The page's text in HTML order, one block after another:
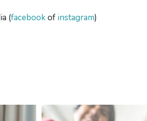
(facebookof instagram)